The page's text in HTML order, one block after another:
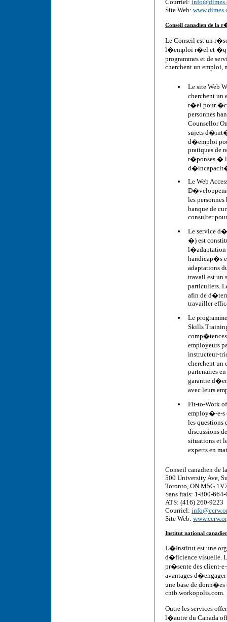
Courriel:
Site Web:
Conseil canadien de la
Le Conseil est un
l�emploi r�el et
programmes et de
cherchent un emploi,
Le site Web
cherchent un
r�el pour
personnes
Counsellor
sujets
d�emploi
pratiques de
r�ponses �
Le Web
les
banque de
consulter
Le service
�) est
l�adaptation
handicap�s
adaptations
travail est un
particuliers.
afin de
travailler
Le
Skills
employeurs
instructeur-
cherchent un
partenaires
garantie
avec leurs
Fit-to-Work
employ�-e-s
les questions
discussions
situations et
experts en
Conseil canadien de
500 University Ave,
Toronto, ON M5G
Sans frais: 1-800-
ATS: (416) 260-9223
Courriel:
Site Web:
Institut national
L�Institut est une
d�ficience visuelle.
pr�sente des client-
avantages
une base de
cnib.workopolis.com.
Outre les services
l�autre du Canada